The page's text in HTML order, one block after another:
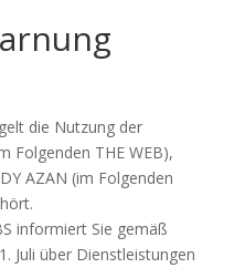
die Nutzung der
Folgenden THE WEB),
AZAN (im Folgenden
informiert Sie gemäß
Juli über Dienstleistungen